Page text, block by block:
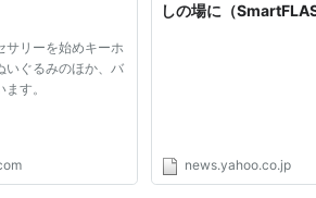
サリーを始めキーホ
いぐるみのほか、バ
す。
しの場に（
news.yahoo.co.jp